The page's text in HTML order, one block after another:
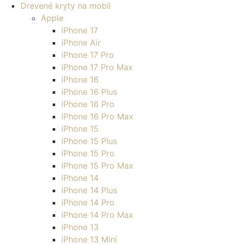
Drevené kryty na mobil
Apple
iPhone 17
iPhone Air
iPhone 17 Pro
iPhone 17 Pro Max
iPhone 16
iPhone 16 Plus
iPhone 16 Pro
iPhone 16 Pro Max
iPhone 15
iPhone 15 Plus
iPhone 15 Pro
iPhone 15 Pro Max
iPhone 14
iPhone 14 Plus
iPhone 14 Pro
iPhone 14 Pro Max
iPhone 13
iPhone 13 Mini